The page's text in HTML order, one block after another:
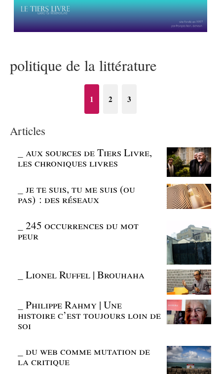
politique de la littérature
1 2 3
Articles
_aux sources de Tiers Livre,
les chroniques livres
_je te suis, tu me suis (ou
pas) : des réseaux
_245 occurrences du mot
peur
_Lionel Ruffel | Brouhaha
_Philippe Rahmy | Une
histoire c’est toujours loin de
soi
_du web comme mutation de
la critique